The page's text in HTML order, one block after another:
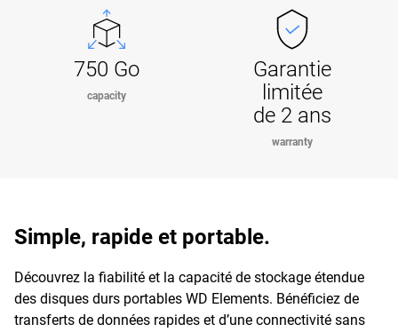
750 Go
capacity
Garantie
limitée
de 2 ans
warranty
Simple, rapide et portable.
Découvrez la fiabilité et la capacité de stockage étendue
des disques durs portables WD Elements. Bénéficiez de
transferts de données rapides et d’une connectivité sans